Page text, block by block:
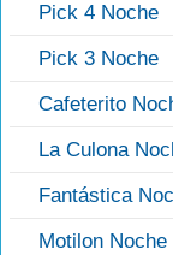
Pick 4 Noche
Pick 3 Noche
Cafeterito
La Culona
Fantástica
Motilon Noche